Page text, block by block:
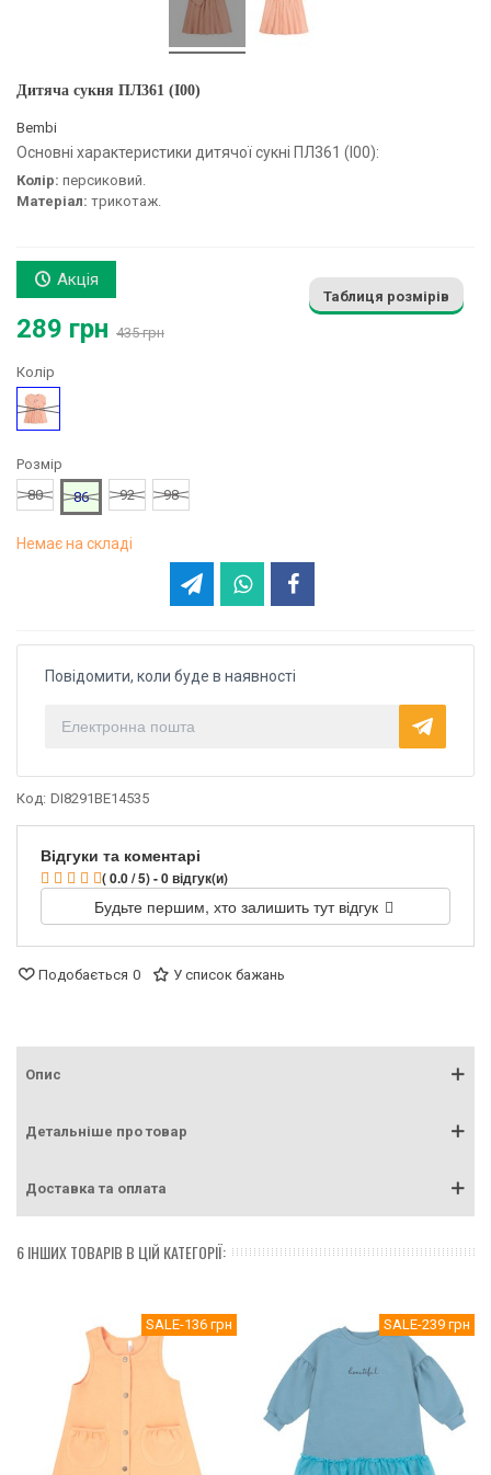
Дитяча сукня ПЛ361 (I00)
Bembi
Основні характеристики дитячої сукні ПЛ361 (I00):
Колір: персиковий.
Матеріал: трикотаж.
Акція
289 грн 435 грн
Таблиця розмірів
Колір
Персиковий
Розмір
80
86 92 98
Немає на складі
Повідомити, коли буде в наявності
Код: DI8291BE14535
Відгуки та коментарі
( 0.0 / 5) - 0 відгук(и)
Будьте першим, хто залишить тут відгук
Подобається 0 У список бажань
Опис
Детальніше про товар
Доставка та оплата
6 ІНШИХ ТОВАРІВ В ЦІЙ КАТЕГОРІЇ:
SALE-136 грн SALE-239 грн